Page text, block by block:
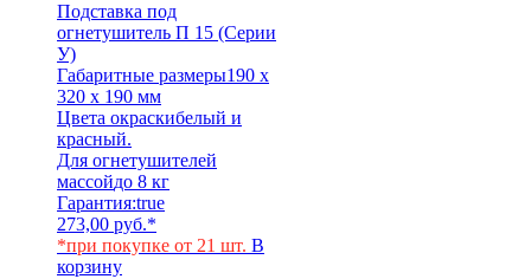
Подставка под
огнетушитель П 15 (Серии
У)
Габаритные размеры190 х
320 х 190 мм
Цвета окраскибелый и
красный.
Для огнетушителей
массойдо 8 кг
Гарантия:true
273,00 руб.*
*при покупке от 21 шт. В
корзину